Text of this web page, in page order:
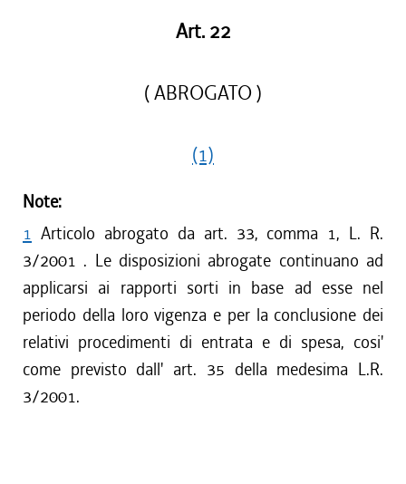
Art. 22
( ABROGATO )
(1)
Note:
1 Articolo abrogato da art. 33, comma 1, L. R.
3/2001 . Le disposizioni abrogate continuano ad
applicarsi ai rapporti sorti in base ad esse nel
periodo della loro vigenza e per la conclusione dei
relativi procedimenti di entrata e di spesa, cosi'
come previsto dall' art. 35 della medesima L.R.
3/2001.